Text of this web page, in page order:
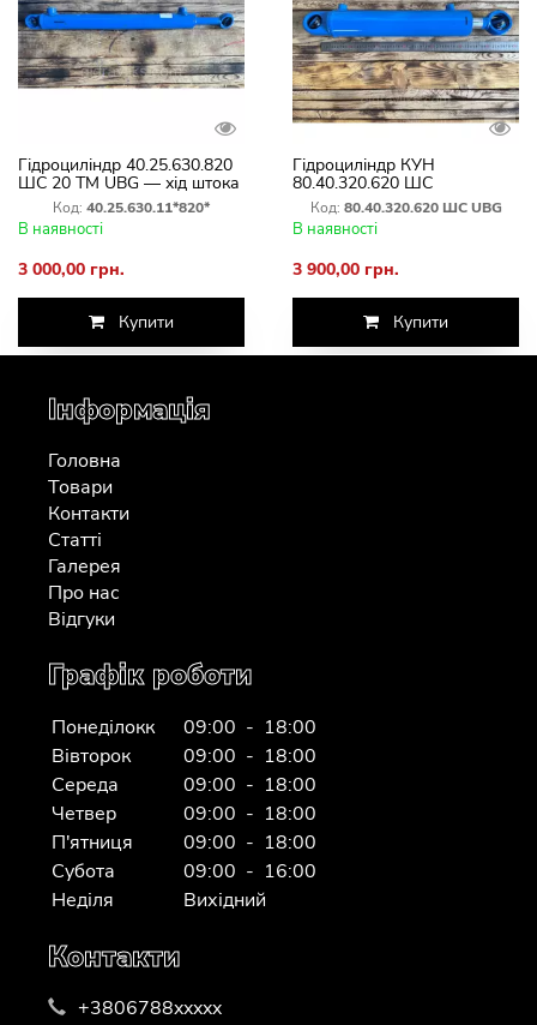
Гідроциліндр 40.25.630.820
ШС 20 ТМ UBG — хід штока
630 мм
Код: 40.25.630.11*820*
В наявності
3 000,00 грн.
Купити
Гідроциліндр КУН
80.40.320.620 ШС
(імпортний варіант UBG)
Код: 80.40.320.620 ШС UBG
В наявності
3 900,00 грн.
Купити
Інформація
Головна
Товари
Контакти
Статті
Галерея
Про нас
Відгуки
Графік роботи
Понеділокк
09:00 - 18:00
Вівторок
09:00 - 18:00
Середа
09:00 - 18:00
Четвер
09:00 - 18:00
П'ятниця
09:00 - 18:00
Субота
09:00 - 16:00
Неділя
Вихідний
Контакти
+3806788xxxxx